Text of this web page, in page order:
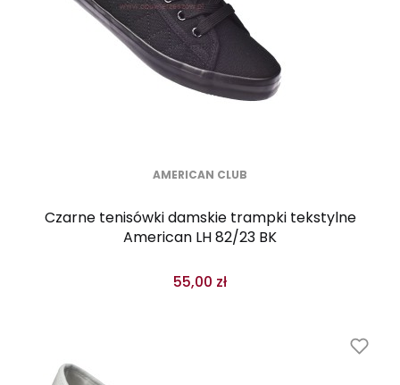
AMERICAN CLUB
Czarne tenisówki damskie trampki tekstylne
American LH 82/23 BK
55,00 zł